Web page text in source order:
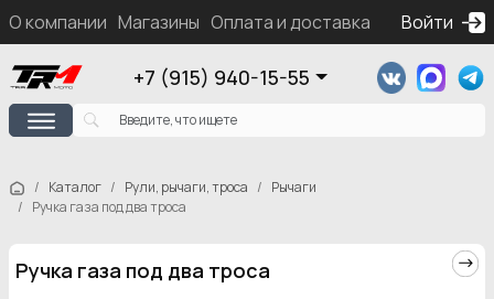
О компании Магазины Оплата и доставка Контакты
Войти
+7 (915) 940-15-55
Каталог Рули, рычаги, троса
Рычаги
Ручка газа под два троса
Ручка газа под два троса